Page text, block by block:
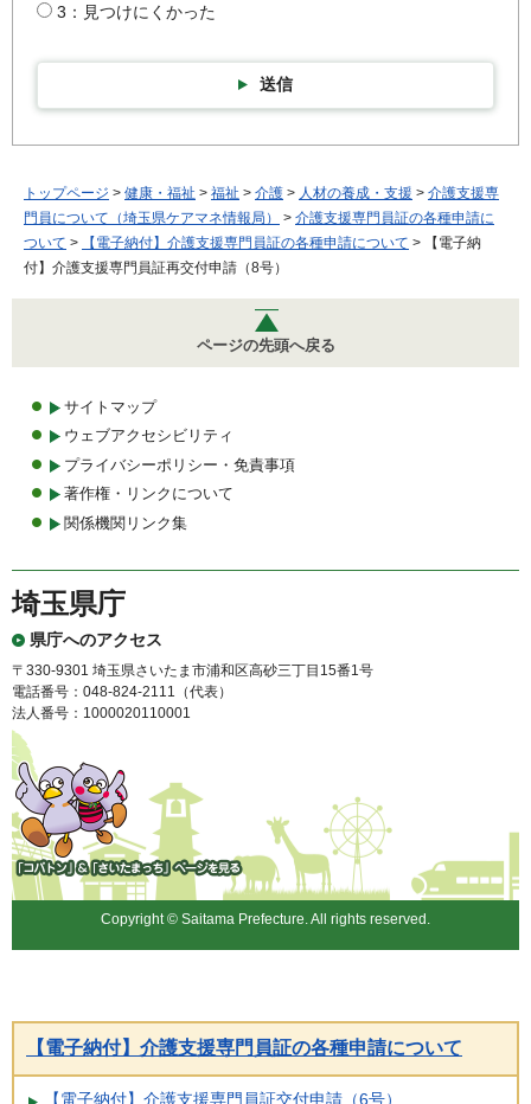
3：見つけにくかった
送信
トップページ > 健康・福祉 > 福祉 > 介護 > 人材の養成・支援 > 介護支援専
門員について（埼玉県ケアマネ情報局）
> 介護支援専門員証の各種申請に
ついて > 【電子納付】介護支援専門員証の各種申請について > 【電子納
付】介護支援専門員証再交付申請（8号）
ページの先頭へ戻る
サイトマップ
ウェブアクセシビリティ
プライバシーポリシー・免責事項
著作権・リンクについて
関係機関リンク集
埼玉県庁
県庁へのアクセス
〒330-9301 埼玉県さいたま市浦和区高砂三丁目15番1号
電話番号：048-824-2111（代表）
法人番号：1000020110001
「コバトン」&「さいたまっ
ち」
Copyright © Saitama Prefecture. All rights reserved.
【電子納付】介護支援専門員証の各種申請について
【電子納付】介護支援専門員証交付申請（6号）